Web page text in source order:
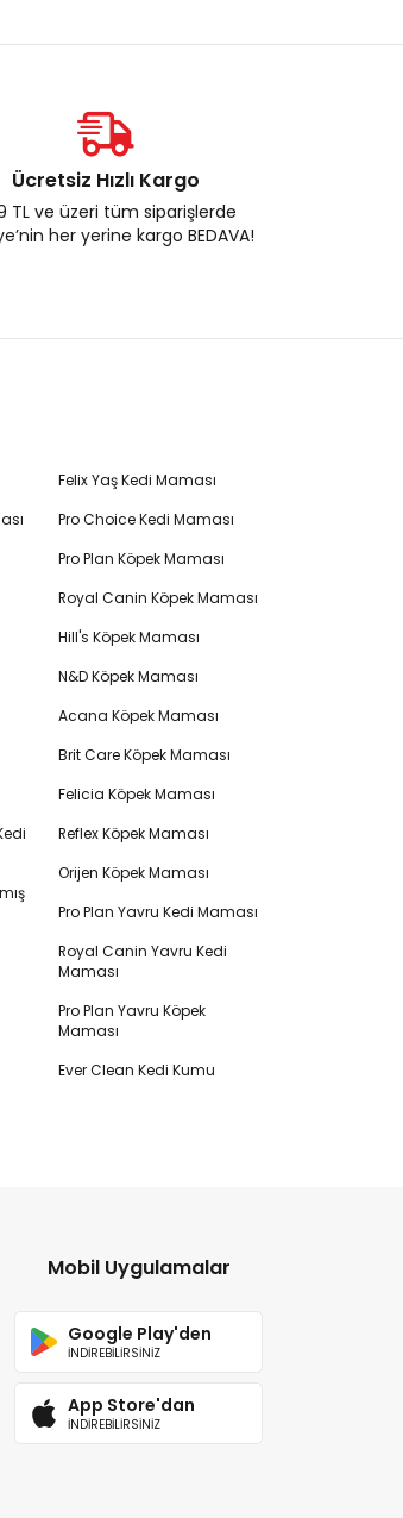
Ücretsiz Hızlı Kargo
TL ve üzeri tüm siparişlerde
her yerine kargo BEDAVA!
Felix Yaş Kedi Maması
Pro Choice Kedi Maması
Pro Plan Köpek Maması
Royal Canin Köpek Maması
Hill's Köpek Maması
N&D Köpek Maması
Acana Köpek Maması
Brit Care Köpek Maması
Felicia Köpek Maması
Reflex Köpek Maması
Orijen Köpek Maması
Pro Plan Yavru Kedi Maması
Royal Canin Yavru Kedi
Maması
Pro Plan Yavru Köpek
Maması
Ever Clean Kedi Kumu
Mobil Uygulamalar
Google Play'den
İNDİREBİLİRSİNİZ
App Store'dan
İNDİREBİLİRSİNİZ